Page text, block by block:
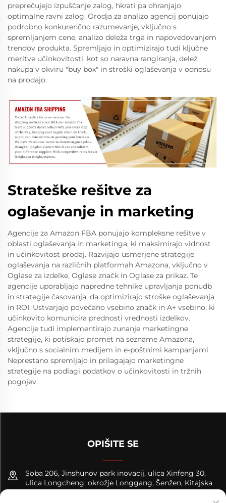
preprečujejo izpuščanje zalog, hkrati pa ohranjajo
optimalne ravni zalog. Orodja za analizo agencij ponujajo
podrobno konkurenčno razumevanje, vključno s
spremljanjem cene, analizo deleža trga in napovedovanjem
trendov produkta. Spremljajo in optimizirajo tudi ključne
meritve učinkovitosti, kot so naravna rangiranja, delež
nakupa v okviru "buy box" in stroški oglaševanja v odnosu
na prodajo.
Strateške rešitve za
oglaševanje in marketing
Agencije za Amazon FBA ponujajo kompleksne rešitve v
oblasti oglaševanja in marketinga, ki maksimirajo vidnost
in učinkovitost prodaj. Razvijajo usmerjene strategije
oglaševanja na različnih platformah Amazona, vključno v
Oglase za izdelke, Oglase značk in Oglase za prikaz. Te
agencije uporabljajo napredne tehnike upravljanja ponudb
in strategije časovanja, da optimizirajo stroške oglaševanja
in ROI. Ustvarjajo povečano vsebino značk in A+ vsebino, ki
učinkovito komunicira prednosti vrednosti izdelkov.
Agencije tudi implementirajo zunanje marketingne
strategije, ki potiskajo promet na sezname Amazona,
vključno s socialnim medijem in e-poštnimi kampanjami.
Neprestano spremljajo in prilagajajo marketingne
strategije na podlagi podatkov o učinkovitosti in tržnih
pogojev.
OPIŠITE SE
Soba 206, Jinshunov park inovacij, ulica Xinfeng 30,
ulica Longcheng, okrožje Longgang, Šenžen, Kitajska